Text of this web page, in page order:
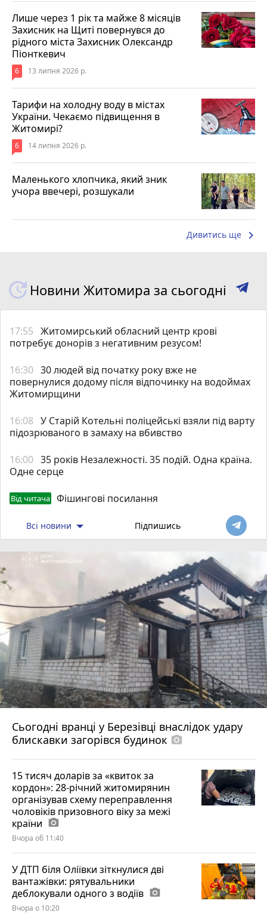
Лише через 1 рік та майже 8 місяців
Захисник на Щиті повернувся до
рідного міста Захисник Олександр
Піонткевич
6 13 липня 2026 р.
Тарифи на холодну воду в містах
України. Чекаємо підвищення в
Житомирі?
6 14 липня 2026 р.
Маленького хлопчика, який зник
учора ввечері, розшукали
Дивитись ще keyboard_arrow_right
Новини Житомира за сьогодні
17:55 Житомирський обласний центр крові
потребує донорів з негативним резусом!
16:30 30 людей від початку року вже не
повернулися додому після відпочинку на водоймах
Житомирщини
16:08 У Старій Котельні поліцейські взяли під варту
підозрюваного в замаху на вбивство
16:00 35 років Незалежності. 35 подій. Одна країна.
Одне серце
Від читача Фішингові посилання
Всі новини Підпишись
Сьогодні вранці у Березівці внаслідок удару
блискавки загорівся будинок photo_camera
15 тисяч доларів за «квиток за
кордон»: 28-річний житомирянин
організував схему переправлення
чоловіків призовного віку за межі
країни photo_camera
Вчора об 11:40
У ДТП біля Оліївки зіткнулися дві
вантажівки: рятувальники
деблокували одного з водіїв photo_camera
Вчора о 10:20